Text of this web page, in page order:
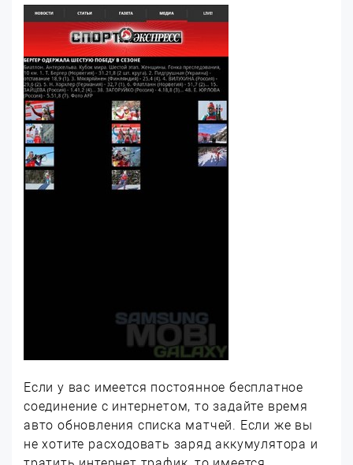
Если у вас имеется постоянное бесплатное
соединение с интернетом, то задайте время
авто обновления списка матчей. Если же вы
не хотите расходовать заряд аккумулятора и